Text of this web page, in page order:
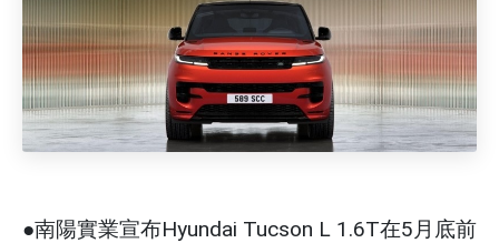
●南陽實業宣布Hyundai Tucson L 1.6T在5月底前